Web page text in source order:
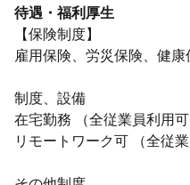
待遇・福利厚生
【保険制度】
雇用保険、労災保険、健
制度、設備
在宅勤務 （全従業員利用可
リモートワーク可 （全従業